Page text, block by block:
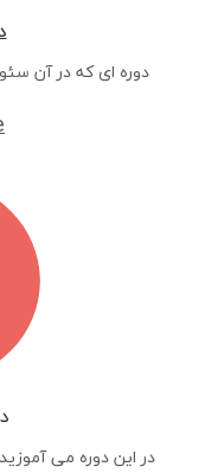
دوره ای که در آن
در این دوره می